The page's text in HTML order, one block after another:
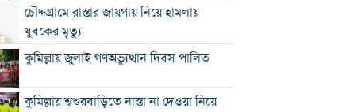
চৌদ্দগ্রামে রাস্তার জায়গায় নিয়ে হামলায়
যুবকের মৃত্যু
কুমিল্লায় জুলাই গণঅভ্যুত্থান দিবস পালিত
কুমিল্লায় শ্বশুরবাড়িতে নাস্তা না দেওয়া নিয়ে